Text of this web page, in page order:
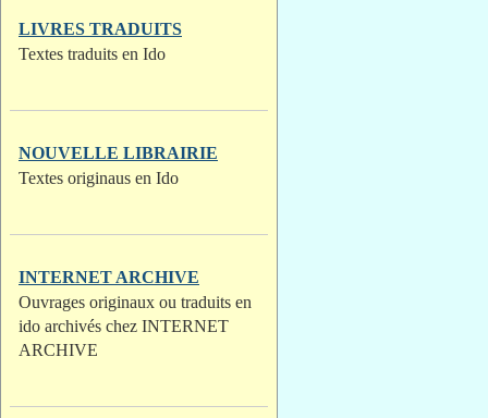
LIVRES TRADUITS
Textes traduits en Ido
NOUVELLE LIBRAIRIE
Textes originaus en Ido
INTERNET ARCHIVE
Ouvrages originaux ou traduits en
ido archivés chez INTERNET
ARCHIVE